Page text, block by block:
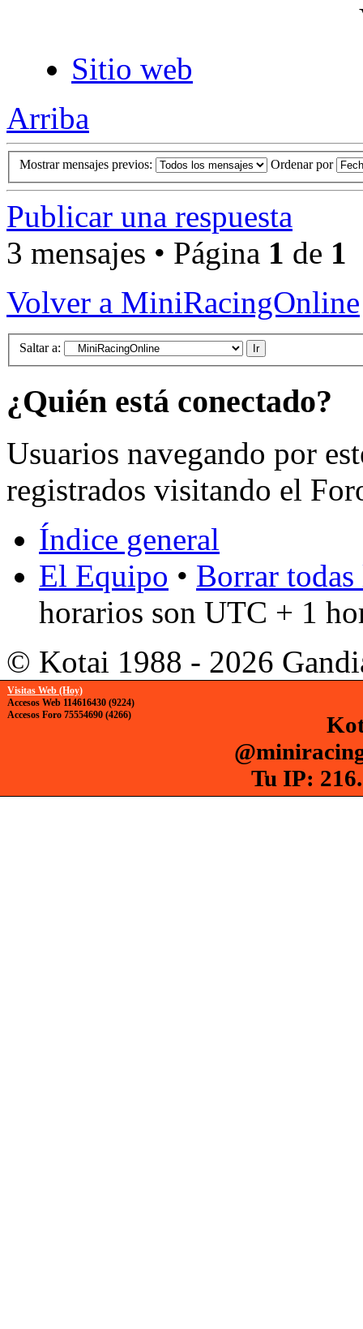
Sitio web
Arriba
Mostrar mensajes previos: Ordenar por
Publicar una respuesta
3 mensajes • Página 1 de 1
Volver a MiniRacingOnline
Saltar a:
¿Quién está conectado?
Usuarios navegando por
registrados visitando el
Índice general
El Equipo • Borrar
horarios son UTC + 1
© Kotai 1988 - 2026
Visitas Web (Hoy)
Accesos Web 114616430 (9224)
Accesos Foro 75554690 (4266)
Tu IP: